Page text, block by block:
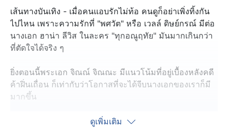
เส้นทางบันเทิง - เมื่อคนแอบรักไม่ท้อ คนดูก็อย่าเพิ่งทิ้งกัน
ไปไหน เพราะความรักที่ "พศวัต" หรือ เวลล์ ดิษย์กรณ์ มีต่อ
นางเอก ฮาน่า ลีวิส ในละคร "ทุกอณูฤทัย" มันมากเกินกว่า
ที่ตัดใจได้จริง ๆ
ยิ่งตอนนี้พระเอก จิณณ์ จิณณะ มีแนวโน้มที่อยู่เบื้องหลังคดี
ค้าฝิ่นเถื่อน ก็เท่ากับว่าโอกาสที่จะได้จีบนางเอกของเราก็มี
มากขึ้น
เวลล์ ฝากอ้อนแฟนละครที่เชียร์คู่พระเอก-นางเอก อย่าเพิ่ง
ดูเพิ่มเติม